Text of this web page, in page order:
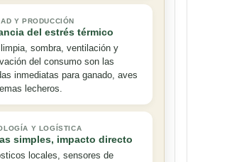
Y PRODUCCIÓN
del estrés térmico
sombra, ventilación y
del consumo son las
inmediatas para ganado, aves
lecheros.
Y LOGÍSTICA
simples, impacto directo
locales, sensores de